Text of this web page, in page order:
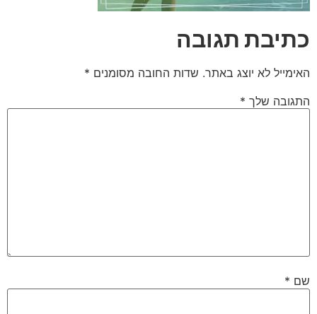
כתיבת תגובה
האימייל לא יוצג באתר. שדות החובה מסומנים *
התגובה שלך *
שם *